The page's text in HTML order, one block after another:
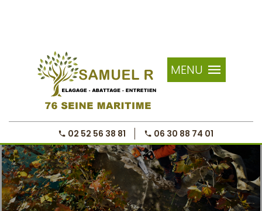
MENU
02 52 56 38 81 06 30 88 74 01